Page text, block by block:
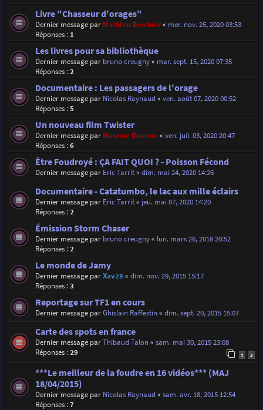
Livre "Chasseur d'orages"
Dernier message par Mathieu Brochier« mer. nov. 25, 2020 03:53
Réponses : 1
Les livres pour sa bibliothèque
Dernier message par bruno creugny« mar. sept. 15, 2020 07:35
Réponses :2
Documentaire : Les passagers de l'orage
Dernier message par Nicolas Raynaud« ven. août 07, 2020 00:52
Réponses :5
Un nouveau film Twister
Dernier message par Maxime Daviron« ven. juil. 03, 2020 20:47
Réponses :6
Être Foudroyé : ÇA FAIT QUOI ? - Poisson Fécond
Dernier message par Eric Tarrit« dim. mai 24, 2020 14:26
Documentaire - Catatumbo, le lac aux mille éclairs
Dernier message par Eric Tarrit« jeu. mai 07, 2020 14:20
Réponses :2
Émission Storm Chaser
Dernier message par bruno creugny« lun. mars 26, 2018 20:52
Réponses :2
Le monde de Jamy
Dernier message parXav28« dim. nov. 29, 2015 15:17
Réponses :3
Reportage sur TF1 en cours
Dernier message parGhislain Raffestin« dim. sept. 20, 2015 15:07
Carte des spots en france
Dernier message parThibaud Talon« sam. mai 30, 2015 23:08
Réponses :29 1 2
***Le meilleur de la foudre en 16 vidéos*** (MAJ
18/04/2015)
Dernier message par Nicolas Raynaud« sam. avr. 18, 2015 12:54
Réponses :7